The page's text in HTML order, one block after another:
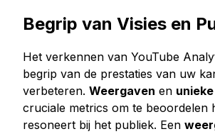
Begrip van Visies en
Het verkennen van YouTube
begrip van de prestaties van uw
verbeteren. Weergaven en
cruciale metrics om te beoordelen
resoneert bij het publiek. Een